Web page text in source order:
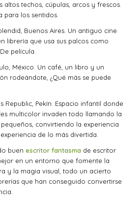
altos techos, cúpulas, arcos y frescos.
para los sentidos.
Buenos Aires. Un antiguo cine
librería que usa sus palcos como
película.
México. Un café, un libro y un
rodeándote, ¿Qué más se puede
Republic, Pekín. Espacio infantil donde
multicolor invaden todo llamando la
convirtiendo la experiencia
de lo más divertida.
buen escritor fantasma de escritor
en un entorno que fomente la
y la magia visual, todo un acierto
que han conseguido convertirse